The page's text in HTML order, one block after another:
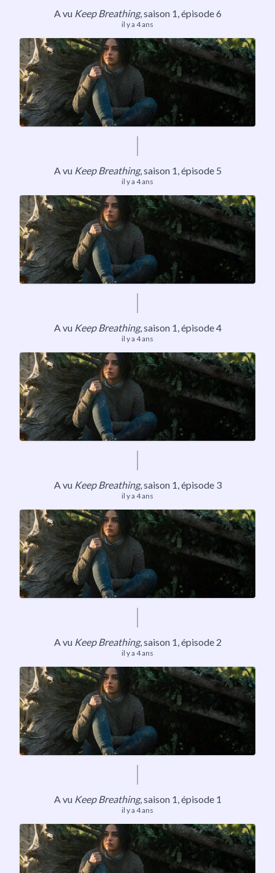
A vu Keep Breathing,saison 1, épisode 6
il y a 4 ans
A vu Keep Breathing,saison 1, épisode 5
il y a 4 ans
A vu Keep Breathing,saison 1, épisode 4
il y a 4 ans
A vu Keep Breathing,saison 1, épisode 3
il y a 4 ans
A vu Keep Breathing,saison 1, épisode 2
il y a 4 ans
A vu Keep Breathing,saison 1, épisode 1
il y a 4 ans